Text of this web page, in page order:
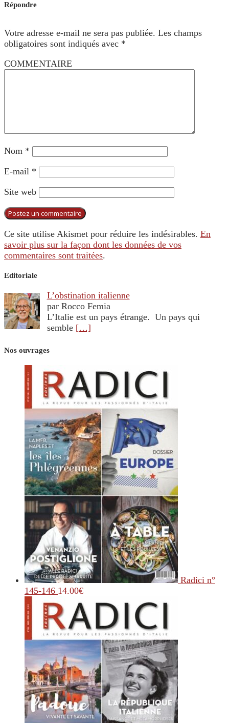
Répondre
Votre adresse e-mail ne sera pas publiée. Les champs
obligatoires sont indiqués avec *
COMMENTAIRE
Nom *
E-mail *
Site web
Ce site utilise Akismet pour réduire les indésirables. En
savoir plus sur la façon dont les données de vos
commentaires sont traitées.
Editoriale
L’obstination italienne
par Rocco Femia
L’Italie est un pays étrange. Un pays qui
semble […]
Nos ouvrages
Radici n°
145-146 14.00€